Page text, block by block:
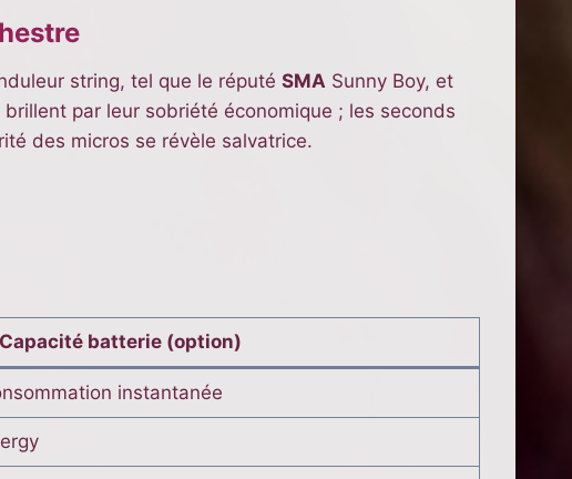
string, tel que le réputé SMA Sunny Boy, et
brillent par leur sobriété économique ; les seconds
des micros se révèle salvatrice.
Capacité batterie (option)
instantanée